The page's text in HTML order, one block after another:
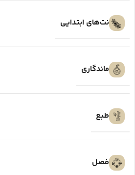
نت‌های ابتدایی
ماندگاری
طبع
فصل